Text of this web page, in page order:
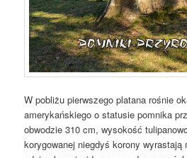
W pobliżu pierwszego platana rośnie
amerykańskiego o statusie pomnika
obwodzie 310 cm, wysokość
korygowanej niegdyś korony wyrastają